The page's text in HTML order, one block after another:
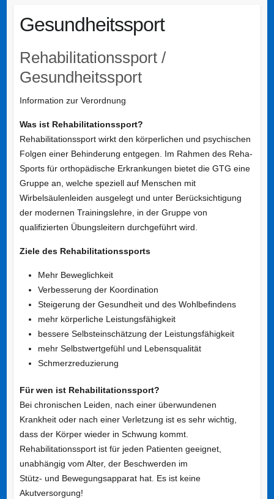
Gesundheitssport
Rehabilitationssport /
Gesundheitssport
Information zur Verordnung
Was ist Rehabilitationssport?
Rehabilitationssport wirkt den körperlichen und psychischen
Folgen einer Behinderung entgegen. Im Rahmen des Reha-
Sports für orthopädische Erkrankungen bietet die GTG eine
Gruppe an, welche speziell auf Menschen mit
Wirbelsäulenleiden ausgelegt und unter Berücksichtigung
der modernen Trainingslehre, in der Gruppe von
qualifizierten Übungsleitern durchgeführt wird.
Ziele des Rehabilitationssports
Mehr Beweglichkeit
Verbesserung der Koordination
Steigerung der Gesundheit und des Wohlbefindens
mehr körperliche Leistungsfähigkeit
bessere Selbsteinschätzung der Leistungsfähigkeit
mehr Selbstwertgefühl und Lebensqualität
Schmerzreduzierung
Für wen ist Rehabilitationssport?
Bei chronischen Leiden, nach einer überwundenen
Krankheit oder nach einer Verletzung ist es sehr wichtig,
dass der Körper wieder in Schwung kommt.
Rehabilitationssport ist für jeden Patienten geeignet,
unabhängig vom Alter, der Beschwerden im
Stütz- und Bewegungsapparat hat. Es ist keine
Akutversorgung!